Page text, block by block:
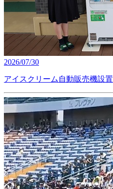
2026/07/30
アイスクリーム自動販売機設置